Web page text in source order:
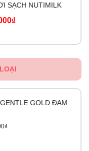
SẠCH NUTIMILK
GOLD ĐẠM